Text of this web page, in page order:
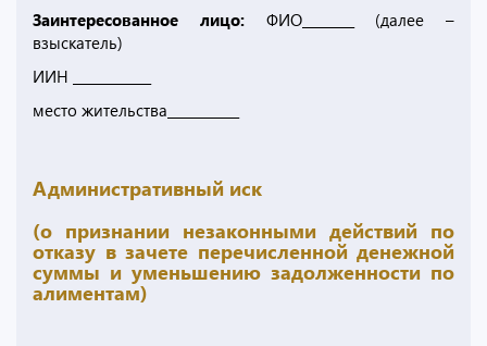
Заинтересованное лицо:ФИО________ (далее –
взыскатель)
ИИН ____________
место жительства___________
Административный иск
(о признании незаконными действий по
отказу в зачете перечисленной денежной
суммы и уменьшению задолженности по
алиментам)